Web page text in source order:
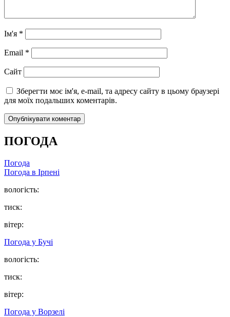
Ім'я *
Email *
Сайт
Зберегти моє ім'я, e-mail, та адресу сайту в цьому браузері
для моїх подальших коментарів.
ПОГОДА
Погода
Погода в Ірпені
вологість:
тиск:
вітер:
Погода у Бучі
вологість:
тиск:
вітер:
Погода у Ворзелі